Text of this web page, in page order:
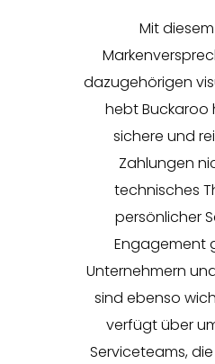
Mit
dazugehörigen
hebt Buckaroo
sichere und
Zahlungen
technisches
persönlicher
Engagement
Unternehmern
sind ebenso
verfügt über
Serviceteams,